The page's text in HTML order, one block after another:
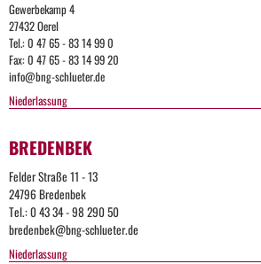
Gewerbekamp 4
27432 Oerel
Tel.: 0 47 65 - 83 14 99 0
Fax: 0 47 65 - 83 14 99 20
info@bng-schlueter.de
Niederlassung
BREDENBEK
Felder Straße 11 - 13
24796 Bredenbek
Tel.: 0 43 34 - 98 290 50
bredenbek@bng-schlueter.de
Niederlassung